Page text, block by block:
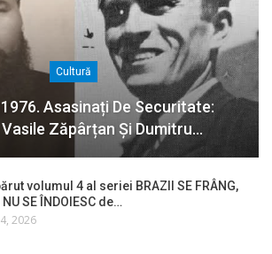
Cultură
Asasinați De Securitate:
Zăpârțan Și Dumitru…
volumul 4 al seriei BRAZII SE FRÂNG,
NU SE ÎNDOIESC de…
2026